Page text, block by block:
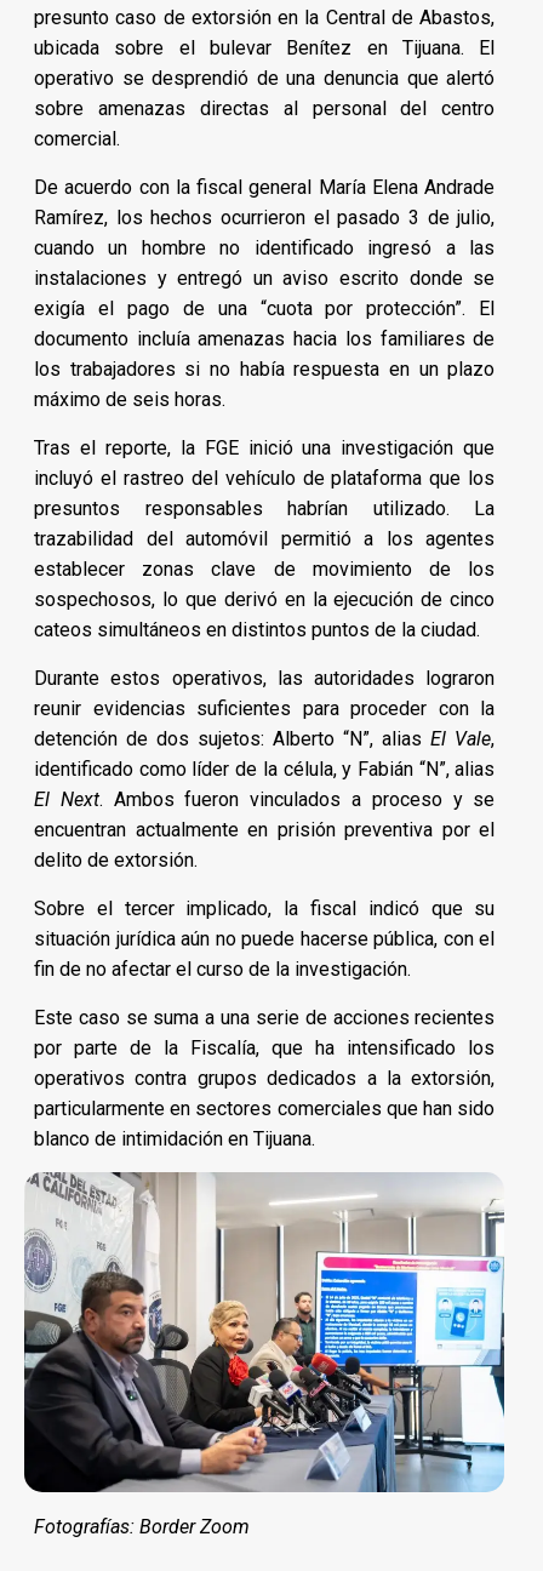
presunto caso de extorsión en la Central de Abastos,
ubicada sobre el bulevar Benítez en Tijuana. El
operativo se desprendió de una denuncia que alertó
sobre amenazas directas al personal del centro
comercial.
De acuerdo con la fiscal general María Elena Andrade
Ramírez, los hechos ocurrieron el pasado 3 de julio,
cuando un hombre no identificado ingresó a las
instalaciones y entregó un aviso escrito donde se
exigía el pago de una “cuota por protección”. El
documento incluía amenazas hacia los familiares de
los trabajadores si no había respuesta en un plazo
máximo de seis horas.
Tras el reporte, la FGE inició una investigación que
incluyó el rastreo del vehículo de plataforma que los
presuntos responsables habrían utilizado. La
trazabilidad del automóvil permitió a los agentes
establecer zonas clave de movimiento de los
sospechosos, lo que derivó en la ejecución de cinco
cateos simultáneos en distintos puntos de la ciudad.
Durante estos operativos, las autoridades lograron
reunir evidencias suficientes para proceder con la
detención de dos sujetos: Alberto “N”, aliasEl Vale,
identificado como líder de la célula, y Fabián “N”, alias
El Next. Ambos fueron vinculados a proceso y se
encuentran actualmente en prisión preventiva por el
delito de extorsión.
Sobre el tercer implicado, la fiscal indicó que su
situación jurídica aún no puede hacerse pública, con el
fin de no afectar el curso de la investigación.
Este caso se suma a una serie de acciones recientes
por parte de la Fiscalía, que ha intensificado los
operativos contra grupos dedicados a la extorsión,
particularmente en sectores comerciales que han sido
blanco de intimidación en Tijuana.
Fotografías: Border Zoom